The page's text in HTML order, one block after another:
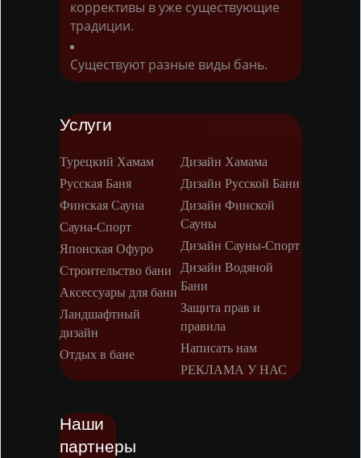
коррективы в уже существующие
традиции.
Существуют разные виды бань.
Услуги
Турецкий Хамам
Русская Баня
Финская Сауна
Сауна-Спорт
Японская Офуро
Строительство бани
Аксессуары для бани
Ландшафтный
дизайн
Отдых в бане
Дизайн Хамама
Дизайн Русской Бани
Дизайн Финской
Сауны
Дизайн Сауны-Спорт
Дизайн Водяной
Бани
Защита прав и
правила
Написать нам
РЕКЛАМА У НАС
Наши
партнеры